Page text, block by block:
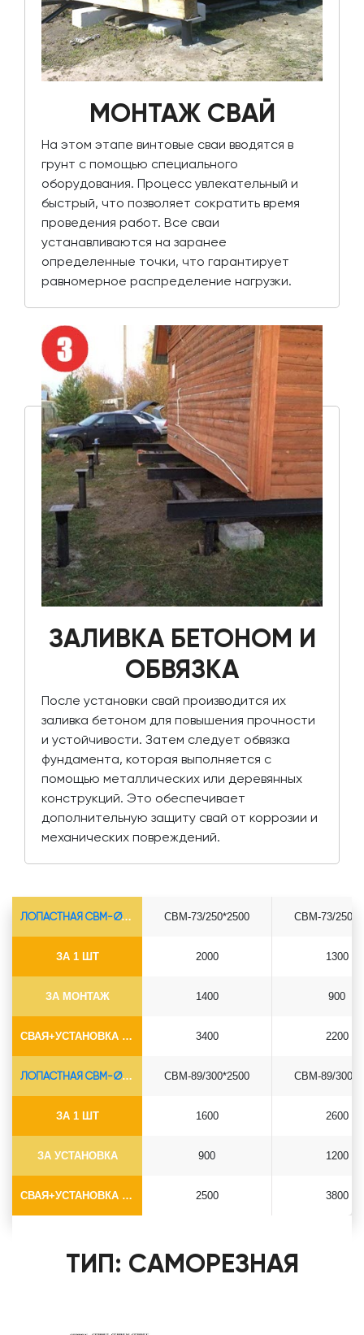
МОНТАЖ СВАЙ
На этом этапе винтовые сваи вводятся в
грунт с помощью специального
оборудования. Процесс увлекательный и
быстрый, что позволяет сократить время
проведения работ. Все сваи
устанавливаются на заранее
определенные точки, что гарантирует
равномерное распределение нагрузки.
ЗАЛИВКА БЕТОНОМ И
ОБВЯЗКА
После установки свай производится их
заливка бетоном для повышения прочности
и устойчивости. Затем следует обвязка
фундамента, которая выполняется с
помощью металлических или деревянных
конструкций. Это обеспечивает
дополнительную защиту свай от коррозии и
механических повреждений.
ЛОПАСТНАЯ СВМ-Ø73*5.5
ЗА 1 ШТ
ЗА МОНТАЖ
СВАЯ+УСТАНОВКА (БЕЗ ОГОЛОВКА)
СВМ-73/250*2500
2000
1400
3400
СВМ-73/
1300
900
2200
ЛОПАСТНАЯ СВМ-Ø89*6.5
ЗА 1 ШТ
ЗА УСТАНОВКА
СВАЯ+УСТАНОВКА (БЕЗ ОГОЛОВКА)
СВМ-89/300*2500
1600
900
2500
СВМ-89/
2600
1200
3800
ТИП: САМОРЕЗНАЯ